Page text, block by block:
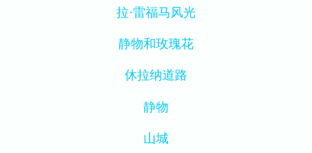
拉·雷福马风光
静物和玫瑰花
休拉纳道路
静物
山城